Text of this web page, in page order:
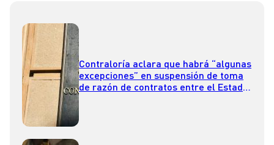
Contraloría aclara que habrá “algunas
excepciones” en suspensión de toma
de razón de contratos entre el Estado